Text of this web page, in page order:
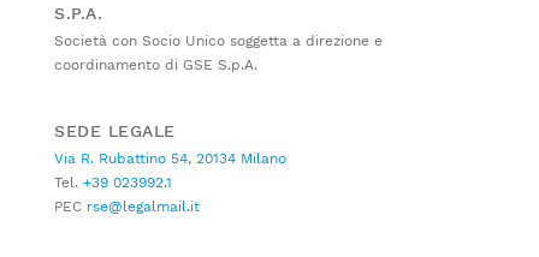
S.P.A.
Società con Socio Unico soggetta a direzione e
coordinamento di GSE S.p.A.
SEDE LEGALE
Via R. Rubattino 54, 20134 Milano
Tel. +39 023992.1
PEC rse@legalmail.it